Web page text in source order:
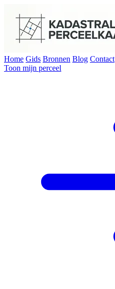
Home Gids Bronnen Blog Contact
Toon mijn perceel